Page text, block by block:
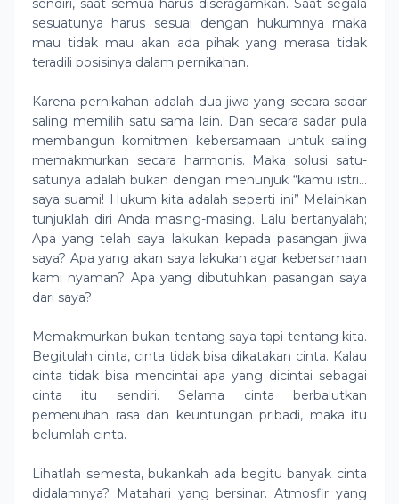
sendiri, saat semua harus diseragamkan. Saat segala
sesuatunya harus sesuai dengan hukumnya maka
mau tidak mau akan ada pihak yang merasa tidak
teradili posisinya dalam pernikahan.
Karena pernikahan adalah dua jiwa yang secara sadar
saling memilih satu sama lain. Dan secara sadar pula
membangun komitmen kebersamaan untuk saling
memakmurkan secara harmonis. Maka solusi satu-
satunya adalah bukan dengan menunjuk “kamu istri…
saya suami! Hukum kita adalah seperti ini” Melainkan
tunjuklah diri Anda masing-masing. Lalu bertanyalah;
Apa yang telah saya lakukan kepada pasangan jiwa
saya? Apa yang akan saya lakukan agar kebersamaan
kami nyaman? Apa yang dibutuhkan pasangan saya
dari saya?
Memakmurkan bukan tentang saya tapi tentang kita.
Begitulah cinta, cinta tidak bisa dikatakan cinta. Kalau
cinta tidak bisa mencintai apa yang dicintai sebagai
cinta itu sendiri. Selama cinta berbalutkan
pemenuhan rasa dan keuntungan pribadi, maka itu
belumlah cinta.
Lihatlah semesta, bukankah ada begitu banyak cinta
didalamnya? Matahari yang bersinar. Atmosfir yang